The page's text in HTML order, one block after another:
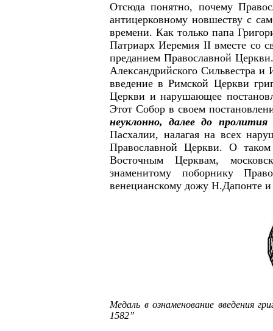
Отсюда понятно, почему
антицерковному новшеству с
времени. Как только папа
Патриарх Иеремия II вместе со
преданием Православной
Александрийского Сильвестра
введение в Римской Церкви
Церкви и нарушающее
Этот Собор в своем
неуклонно, далее до пролития
Пасхалии, налагая на всех
Православной Церкви. О
Восточным Церквам,
знаменитому поборнику
венецианскому дожу Н.Дапонте
Медаль в ознаменование введения
1582”